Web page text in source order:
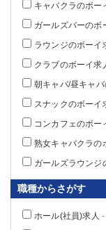
キャバクラのボー
ガールズバーのボ
ラウンジのボーイ
クラブのボーイ求
朝キャバ/昼キャ
スナックのボーイ
コンカフェのボー
熟女キャバクラの
ガールズラウンジ
職種からさがす
ホール(社員)求人 -